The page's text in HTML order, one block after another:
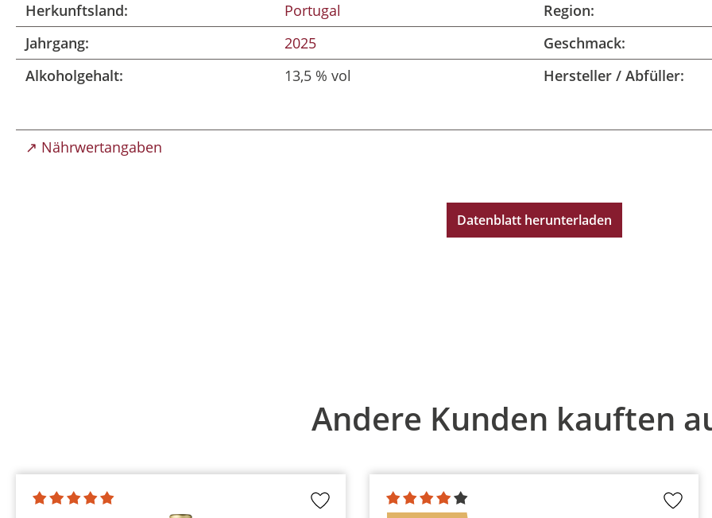
Herkunftsland:
Portugal
Region:
Jahrgang:
2025
Geschmack:
Alkoholgehalt:
13,5 % vol Hersteller / Abfüller:
↗ Nährwertangaben
Datenblatt herunterladen
Andere Kunden kauften